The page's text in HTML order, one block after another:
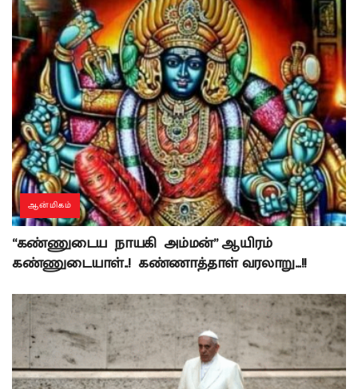
ஆன்மிகம்
“கண்ணுடைய நாயகி அம்மன்” ஆயிரம்
கண்ணுடையாள்..! கண்ணாத்தாள் வரலாறு…!!